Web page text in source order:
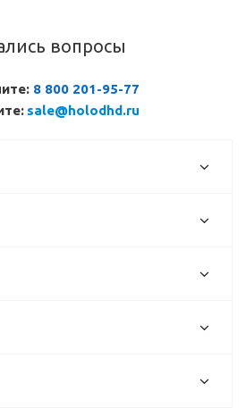
вопросы
8 800 201-95-77
sale@holodhd.ru